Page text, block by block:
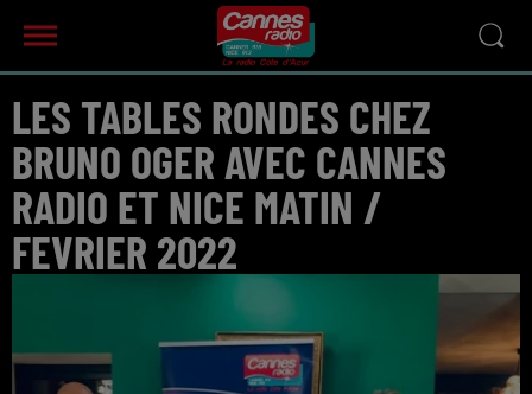
LES TABLES RONDES CHEZ
BRUNO OGER AVEC CANNES
RADIO ET NICE MATIN /
FEVRIER 2022